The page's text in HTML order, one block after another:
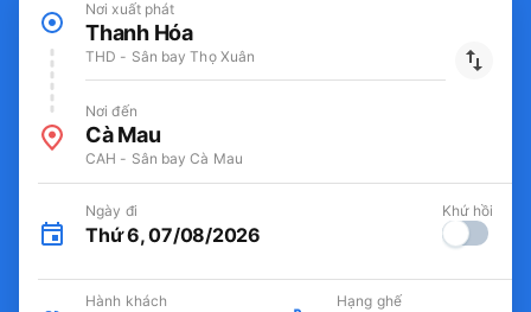
Nơi xuất phát
Thanh Hóa
THD - Sân bay Thọ Xuân
Nơi đến
Cà Mau
CAH - Sân bay Cà Mau
Ngày đi
Thứ 6, 07/08/2026
Khứ hồi
Hành khách Hạng ghế